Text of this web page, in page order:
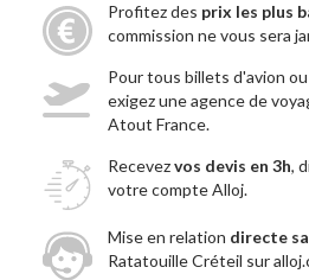
Profitez des prix les plus
commission ne vous sera
Pour tous billets d'avion
exigez une agence de
Atout France.
Recevezvos devis en 3h,
votre compte Alloj.
Mise en relation directe
Ratatouille Créteil sur